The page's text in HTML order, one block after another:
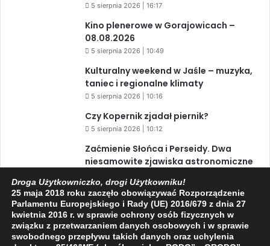
5 sierpnia 2026 | 16:17
Kino plenerowe w Gorajowicach –
08.08.2026
5 sierpnia 2026 | 10:49
Kulturalny weekend w Jaśle – muzyka,
taniec i regionalne klimaty
5 sierpnia 2026 | 10:16
Czy Kopernik zjadał piernik?
5 sierpnia 2026 | 10:12
Zaćmienie Słońca i Perseidy. Dwa
niesamowite zjawiska astronomiczne
3 sierpnia 2026 | 15:39
Facebook
X YouTube
Droga Użytkowniczko, drogi Użytkowniku!
25 maja 2018 roku zaczęło obowiązywać Rozporządzenie
Parlamentu Europejskiego i Rady (UE) 2016/679 z dnia 27
kwietnia 2016 r. w sprawie ochrony osób fizycznych w
związku z przetwarzaniem danych osobowych i w sprawie
swobodnego przepływu takich danych oraz uchylenia